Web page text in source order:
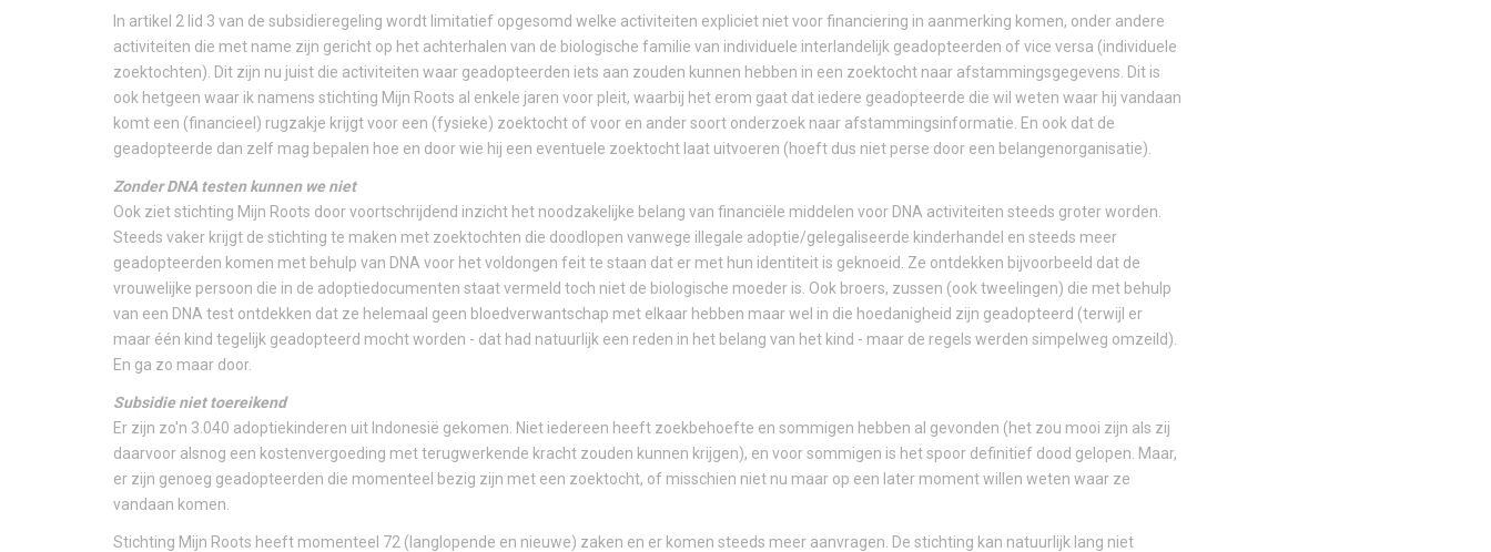
In artikel 2 lid 3 van de subsidieregeling wordt limitatief opgesomd welke activiteiten expliciet niet voor financiering in aanmerking komen, onder andere
activiteiten die met name zijn gericht op het achterhalen van de biologische familie van individuele interlandelijk geadopteerden of vice versa (individuele
zoektochten). Dit zijn nu juist die activiteiten waar geadopteerden iets aan zouden kunnen hebben in een zoektocht naar afstammingsgegevens. Dit is
ook hetgeen waar ik namens stichting Mijn Roots al enkele jaren voor pleit, waarbij het erom gaat dat iedere geadopteerde die wil weten waar hij vandaan
komt een (financieel) rugzakje krijgt voor een (fysieke) zoektocht of voor en ander soort onderzoek naar afstammingsinformatie. En ook dat de
geadopteerde dan zelf mag bepalen hoe en door wie hij een eventuele zoektocht laat uitvoeren (hoeft dus niet perse door een belangenorganisatie).
Zonder DNA testen kunnen we niet
Ook ziet stichting Mijn Roots door voortschrijdend inzicht het noodzakelijke belang van financiële middelen voor DNA activiteiten steeds groter worden.
Steeds vaker krijgt de stichting te maken met zoektochten die doodlopen vanwege illegale adoptie/gelegaliseerde kinderhandel en steeds meer
geadopteerden komen met behulp van DNA voor het voldongen feit te staan dat er met hun identiteit is geknoeid. Ze ontdekken bijvoorbeeld dat de
vrouwelijke persoon die in de adoptiedocumenten staat vermeld toch niet de biologische moeder is. Ook broers, zussen (ook tweelingen) die met behulp
van een DNA test ontdekken dat ze helemaal geen bloedverwantschap met elkaar hebben maar wel in die hoedanigheid zijn geadopteerd (terwijl er
maar één kind tegelijk geadopteerd mocht worden - dat had natuurlijk een reden in het belang van het kind - maar de regels werden simpelweg omzeild).
En ga zo maar door.
Subsidie niet toereikend
Er zijn zo'n 3.040 adoptiekinderen uit Indonesië gekomen. Niet iedereen heeft zoekbehoefte en sommigen hebben al gevonden (het zou mooi zijn als zij
daarvoor alsnog een kostenvergoeding met terugwerkende kracht zouden kunnen krijgen), en voor sommigen is het spoor definitief dood gelopen. Maar,
er zijn genoeg geadopteerden die momenteel bezig zijn met een zoektocht, of misschien niet nu maar op een later moment willen weten waar ze
vandaan komen.
Stichting Mijn Roots heeft momenteel 72 (langlopende en nieuwe) zaken en er komen steeds meer aanvragen. De stichting kan natuurlijk lang niet